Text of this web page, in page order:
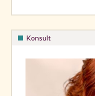
Konsult